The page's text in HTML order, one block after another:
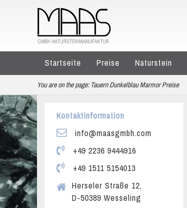
Startseite Preise Naturstein
You are on the page: Tauern Dunkelblau Marmor Preise
Kontaktinformation
info@maasgmbh.com
+49 2236 9444916
+49 1511 5154013
Herseler Straße 12,
D-50389 Wesseling